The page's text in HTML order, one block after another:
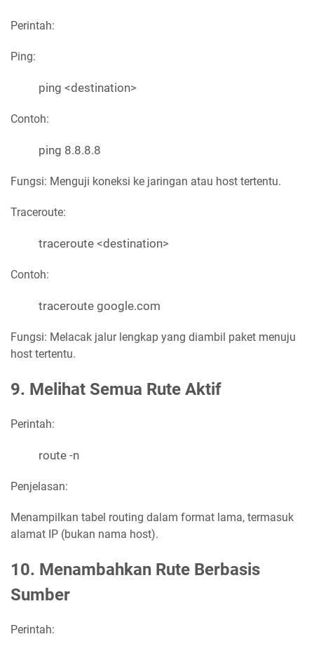
Perintah:
Ping:
ping <destination>
Contoh:
ping 8.8.8.8
Fungsi: Menguji koneksi ke jaringan atau host tertentu.
Traceroute:
traceroute <destination>
Contoh:
traceroute google.com
Fungsi: Melacak jalur lengkap yang diambil paket menuju
host tertentu.
9. Melihat Semua Rute Aktif
Perintah:
route -n
Penjelasan:
Menampilkan tabel routing dalam format lama, termasuk
alamat IP (bukan nama host).
10. Menambahkan Rute Berbasis
Sumber
Perintah: